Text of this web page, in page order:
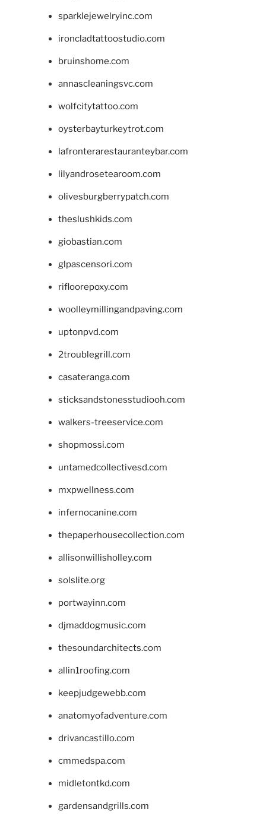
sparklejewelryinc.com
ironcladtattoostudio.com
bruinshome.com
annascleaningsvc.com
wolfcitytattoo.com
oysterbayturkeytrot.com
lafronterarestauranteybar.com
lilyandrosetearoom.com
olivesburgberrypatch.com
theslushkids.com
giobastian.com
glpascensori.com
rifloorepoxy.com
woolleymillingandpaving.com
uptonpvd.com
2troublegrill.com
casateranga.com
sticksandstonesstudiooh.com
walkers-treeservice.com
shopmossi.com
untamedcollectivesd.com
mxpwellness.com
infernocanine.com
thepaperhousecollection.com
allisonwillisholley.com
solslite.org
portwayinn.com
djmaddogmusic.com
thesoundarchitects.com
allin1roofing.com
keepjudgewebb.com
anatomyofadventure.com
drivancastillo.com
cmmedspa.com
midletontkd.com
gardensandgrills.com